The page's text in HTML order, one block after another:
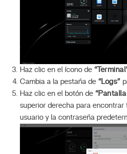
Haz clic en el ícono de
Cambia a la pestaña de “Logs”
Haz clic en el botón de
superior derecha para encontrar
usuario y la contraseña